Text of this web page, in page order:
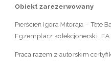
Obiekt zarezerwowany
Pierścień Igora Mitoraja – Tete
Egzemplarz kolekcjonerski ,
Praca razem z autorskim